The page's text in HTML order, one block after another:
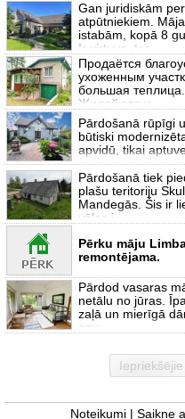
Gan juridiskām
atpūtniekiem.
istabām, kopā 8
Ir virtuve, ter
Продаётся
ухоженным
большая
Жилой этаж:
Pārdošanā rūpīgi
būtiski
apvidū, tikai
Pārdošanā tiek
plašu teritoriju
Mandegās. Šis ir
vēlas i
Pērku māju
remontējama.
Pārdod vasaras
netālu no jūras.
zaļā un mierīgā
apv
Iepriekšējie
Noteikumi Saikne